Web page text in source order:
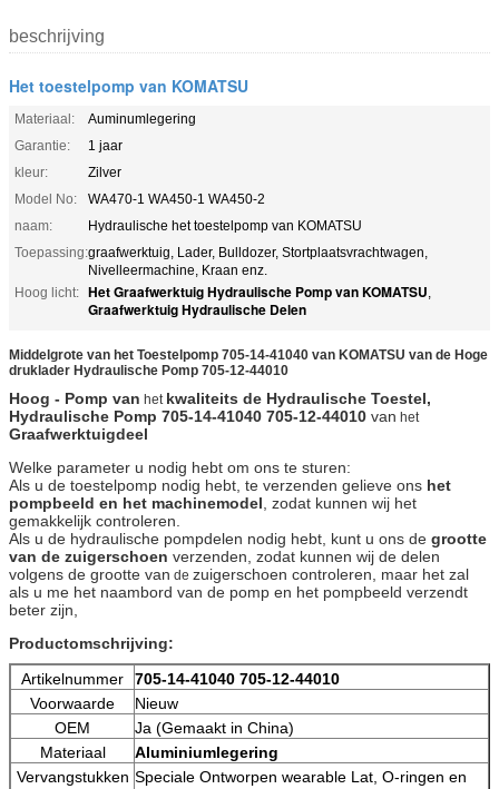
beschrijving
Het toestelpomp van KOMATSU
Materiaal:
Auminumlegering
Garantie:
1 jaar
kleur:
Zilver
Model No:
WA470-1 WA450-1 WA450-2
naam:
Hydraulische het toestelpomp van KOMATSU
Toepassing:graafwerktuig, Lader, Bulldozer, Stortplaatsvrachtwagen,
Nivelleermachine, Kraan enz.
Hoog licht: Het Graafwerktuig Hydraulische Pomp van KOMATSU,
Graafwerktuig Hydraulische Delen
Middelgrote van het Toestelpomp 705-14-41040 van KOMATSU van de Hoge
druklader Hydraulische Pomp 705-12-44010
Hoog - Pomp van het kwaliteits de Hydraulische Toestel,
Hydraulische Pomp 705-14-41040 705-12-44010 van het
Graafwerktuigdeel
Welke parameter u nodig hebt om ons te sturen:
Als u de toestelpomp nodig hebt, te verzenden gelieve ons het
pompbeeld en het machinemodel , zodat kunnen wij het
gemakkelijk controleren.
Als u de hydraulische pompdelen nodig hebt, kunt u ons de grootte
van de zuigerschoen verzenden, zodat kunnen wij de delen
volgens de grootte van de zuigerschoen controleren, maar het zal
als u me het naambord van de pomp en het pompbeeld verzendt
beter zijn,
Productomschrijving:
Artikelnummer
705-14-41040 705-12-44010
Voorwaarde
Nieuw
OEM
Ja (Gemaakt in China)
Materiaal
Aluminiumlegering
Vervangstukken Speciale Ontworpen wearable Lat, O-ringen en